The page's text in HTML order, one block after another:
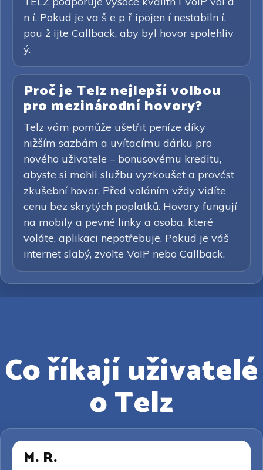
n í. Pokud je va š e p ř ipojen í nestabiln í,
pou ž ijte Callback, aby byl hovor spolehliv
ý.
Proč je Telz nejlepší volbou
pro mezinárodní hovory?
Telz vám pomůže ušetřit peníze díky
nižším sazbám a uvítacímu dárku pro
nového uživatele – bonusovému kreditu,
abyste si mohli službu vyzkoušet a provést
zkušební hovor. Před voláním vždy vidíte
cenu bez skrytých poplatků. Hovory fungují
na mobily a pevné linky a osoba, které
voláte, aplikaci nepotřebuje. Pokud je váš
internet slabý, zvolte VoIP nebo Callback.
Co říkají uživatelé
o Telz
M. R.